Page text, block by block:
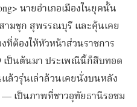
นายอำเภอเมืองในยุคนั้น
ามชุก สุพรรณบุรี และคุ้นเคย
ที่ต้องให้หัวหน้าส่วนราชการ
เป็นต้นมา ประเพณีนี้ก็สืบทอด
ล้วรุ่นเล่าล้วนเคยนั่งบนหลัง
— เป็นภาพที่ชาวอุทัยธานีรอชม